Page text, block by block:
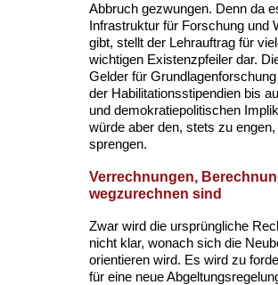
Abbruch gezwungen. Denn da
Infrastruktur für Forschung
gibt, stellt der Lehrauftrag für
wichtigen Existenzpfeiler dar.
Gelder für
der Habilitationsstipendien bis
und demokratiepolitischen
würde aber den, stets zu
sprengen.
Verrechnungen,
wegzurechnen sind
Zwar wird die ursprüngliche
nicht klar, wonach sich die
orientieren wird. Es wird zu
für eine neue